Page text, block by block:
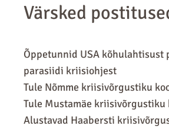
Värsked
Õppetunnid USA kõhulahtisust
parasiidi kriisiohjest
Tule Nõmme kriisivõrgustiku
Tule Mustamäe kriisivõrgustiku
Alustavad Haabersti